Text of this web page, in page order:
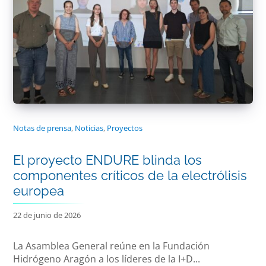
Notas de prensa, Noticias, Proyectos
El proyecto ENDURE blinda los
componentes críticos de la electrólisis
europea
22 de junio de 2026
La Asamblea General reúne en la Fundación
Hidrógeno Aragón a los líderes de la I+D...